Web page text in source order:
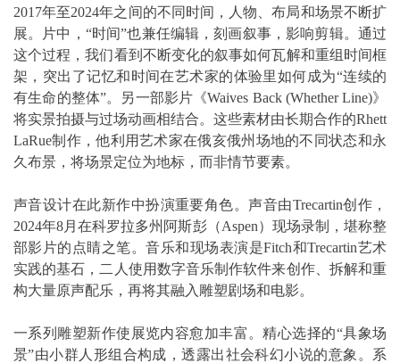
2017年至2024年之间的不同时间，人物、布局和场景不断扩
展。片中，“时间”也兼任编辑，刻画叙事，影响剪辑。通过
这个过程，我们看到不断变化的叙事如何瓦解和重组时间框
架，突出了记忆和时间在艺术家的体验里如何成为“连续的
有生命的整体”。另一部影片《Waives Back (Whether Line)》
将实景拍摄与过场动画相结合。这些素材由长期合作的Rhett
LaRue制作，他利用艺术家在俄亥俄州场地的不同状态和永
久布景，将场景定位为地标，而非情节要素。
声音设计在此新作中扮演重要角色。声音由Trecartin创作，
2024年8月在科罗拉多州阿斯彭（Aspen）现场录制，堪称整
部影片的点睛之笔。音乐和现场表演是Fitch和Trecartin艺术
实践的基石，二人使用数字音乐制作软件来创作、拆解和重
构大量原声配乐，再将其融入雕塑剧场和电影。
一系列雕塑新作使展览内容愈加丰富。精心选择的“具象场
景”由小群人形组合构成，透露出社会科幻小说的意象。系